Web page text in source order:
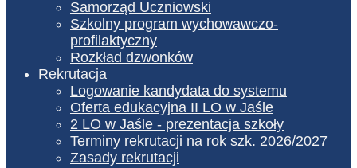
Samorząd Uczniowski
Szkolny program wychowawczo-
profilaktyczny
Rozkład dzwonków
Rekrutacja
Logowanie kandydata do systemu
Oferta edukacyjna II LO w Jaśle
2 LO w Jaśle - prezentacja szkoły
Terminy rekrutacji na rok szk. 2026/2027
Zasady rekrutacji